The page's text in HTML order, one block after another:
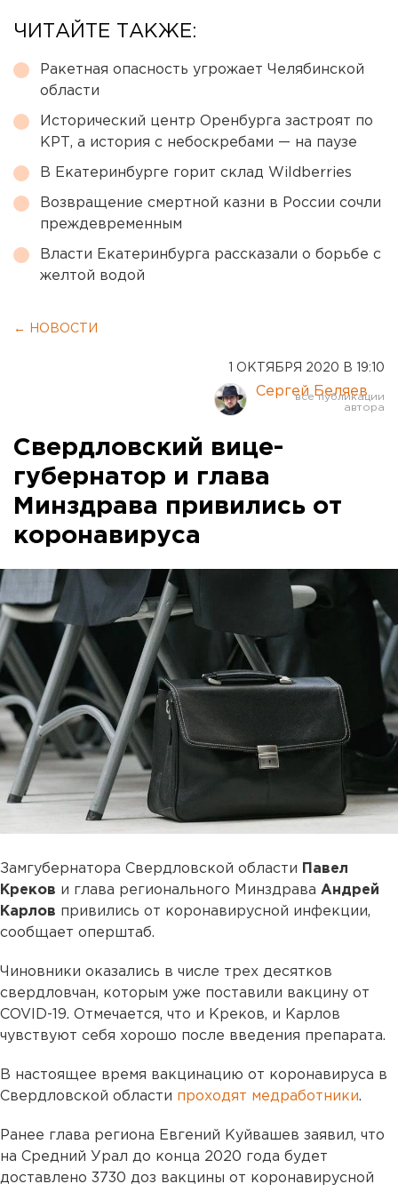
ЧИТАЙТЕ ТАКЖЕ:
Ракетная опасность угрожает Челябинской
области
Исторический центр Оренбурга застроят по
КРТ, а история с небоскребами — на паузе
В Екатеринбурге горит склад Wildberries
Возвращение смертной казни в России сочли
преждевременным
Власти Екатеринбурга рассказали о борьбе с
желтой водой
← НОВОСТИ
1 ОКТЯБРЯ 2020 В 19:10
Сергей Беляев
Свердловский вице-
губернатор и глава
Минздрава привились от
коронавируса
Замгубернатора Свердловской области
Павел
Креков и глава регионального Минздрава Андрей
Карлов привились от коронавирусной инфекции,
сообщает оперштаб.
Чиновники оказались в числе трех десятков
свердловчан, которым уже поставили вакцину от
COVID-19. Отмечается, что и Креков, и Карлов
чувствуют себя хорошо после введения препарата.
В настоящее время вакцинацию от коронавируса в
Свердловской области проходят медработники.
Ранее глава региона Евгений Куйвашев заявил, что
на Средний Урал до конца 2020 года будет
доставлено 3730 доз вакцины от коронавирусной